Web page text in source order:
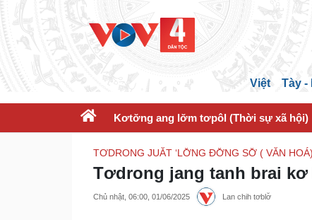
Việt Tày -
Kơtơ̆ng ang lơ̆m tơpôl (Thời sự xã hội)
TƠDRONG JUĂT ‘LƠ̆NG ĐƠ̆NG SƠ̆ ( VĂN HOÁ)
Tơdrong jang tanh brai
Chủ nhật, 06:00, 01/06/2025 Lan chih tơblơ̆